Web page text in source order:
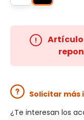
Solicitar
¿Te interesan los